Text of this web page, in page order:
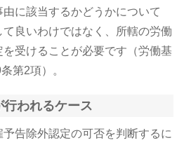
に該当するかどうかについて
良いわけではなく、所轄の労働
受けることが必要です（労働基
第2項）。
われるケース
告除外認定の可否を判断するに